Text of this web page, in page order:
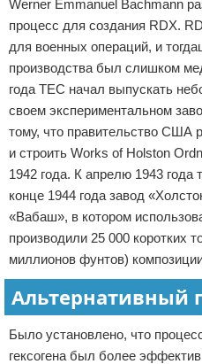
Werner Emmanuel Bachmann
процесс для создания RDX.
для военных операций, и
производства был слишком
года TEC начал выпускать
своем экспериментальном
тому, что правительство США
и строить Works of Holston
1942 года. К апрелю 1943 года
конце 1944 года завод
«Вабаш», в котором
производили 25 000 коротких
миллионов фунтов)
Альтернативный
Было установлено, что
гексогена был более